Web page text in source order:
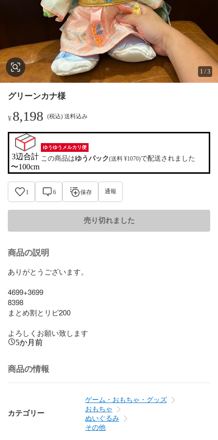
1 /3
グリーンカナ様
¥8,198 (税込) 送料込み
3辺合計
〜100cm
ゆうゆうメルカリ便
この商品はゆうパック(送料 ¥1070)で配送されました
1 6 保存 通報
売り切れました
商品の説明
ありがとうございます。
4699+3699
8398
まとめ割とリピ200
よろしくお願い致します
5か月前
商品の情報
カテゴリー
ゲーム・おもちゃ・グッズ
おもちゃ
ぬいぐるみ
その他